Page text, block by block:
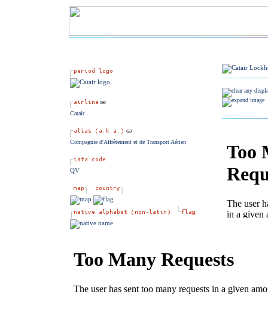
Catair
Compagnie d'Affrêtement et de Transport Aérien
QV